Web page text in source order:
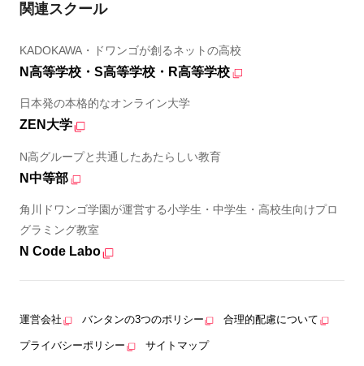
関連スクール
KADOKAWA・ドワンゴが創るネットの高校
N高等学校・S高等学校・R高等学校
日本発の本格的なオンライン大学
ZEN大学
N高グループと共通したあたらしい教育
N中等部
角川ドワンゴ学園が運営する小学生・中学生・高校生向けプロ
グラミング教室
N Code Labo
運営会社 バンタンの3つのポリシー 合理的配慮について
プライバシーポリシー サイトマップ